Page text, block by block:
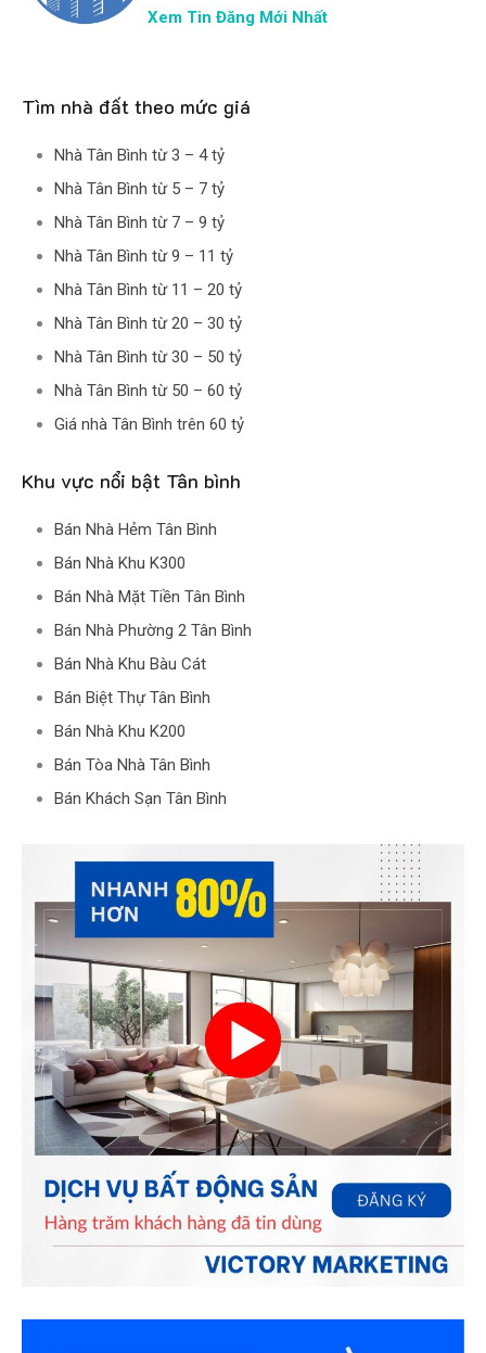
Xem Tin Đăng Mới Nhất
Tìm nhà đất theo mức giá
Nhà Tân Bình từ 3 – 4 tỷ
Nhà Tân Bình từ 5 – 7 tỷ
Nhà Tân Bình từ 7 – 9 tỷ
Nhà Tân Bình từ 9 – 11 tỷ
Nhà Tân Bình từ 11 – 20 tỷ
Nhà Tân Bình từ 20 – 30 tỷ
Nhà Tân Bình từ 30 – 50 tỷ
Nhà Tân Bình từ 50 – 60 tỷ
Giá nhà Tân Bình trên 60 tỷ
Khu vực nổi bật Tân bình
Bán Nhà Hẻm Tân Bình
Bán Nhà Khu K300
Bán Nhà Mặt Tiền Tân Bình
Bán Nhà Phường 2 Tân Bình
Bán Nhà Khu Bàu Cát
Bán Biệt Thự Tân Bình
Bán Nhà Khu K200
Bán Tòa Nhà Tân Bình
Bán Khách Sạn Tân Bình